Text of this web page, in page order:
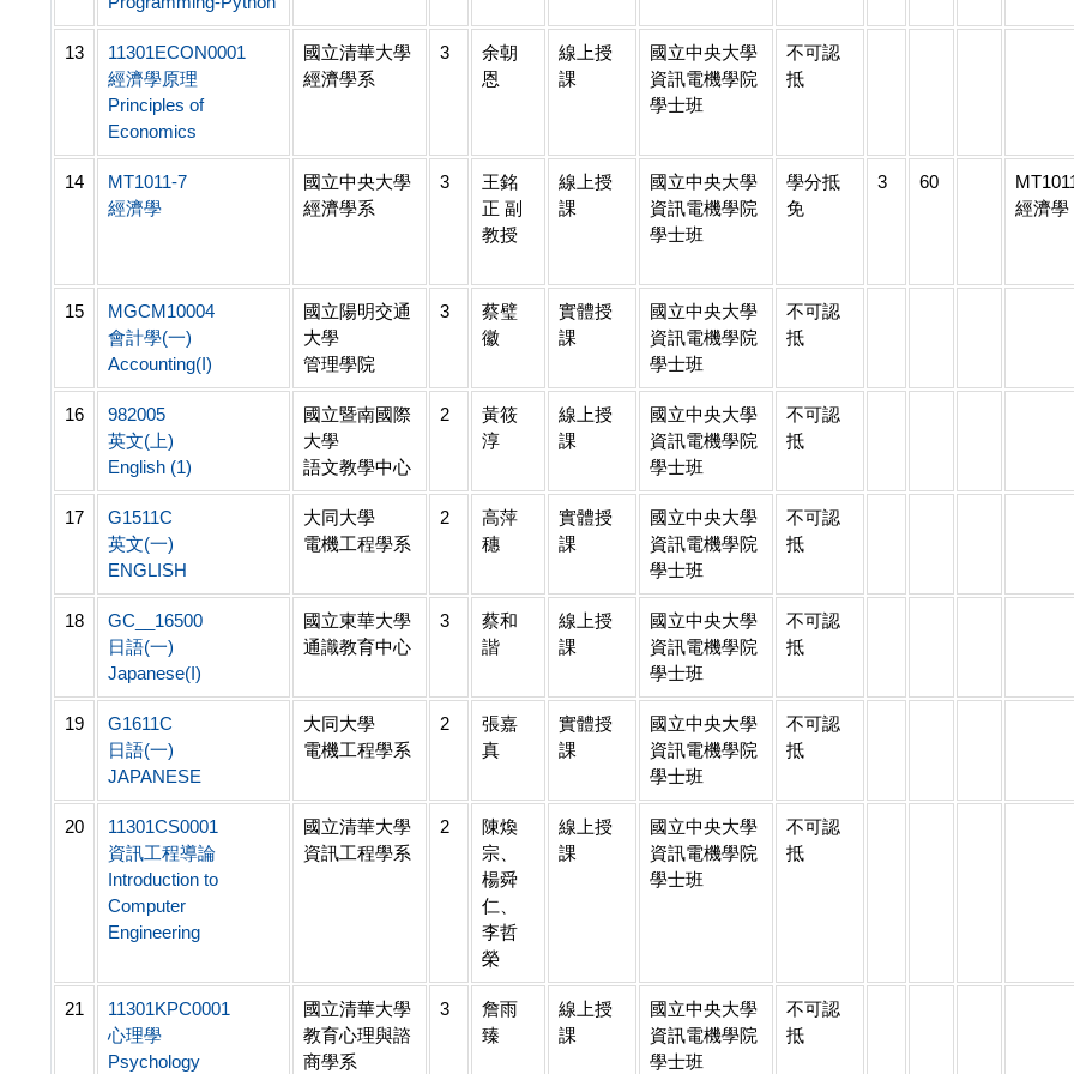
13
11301ECON0001
經濟學原理
Principles of
Economics
國立清華大學
經濟學系
3
余朝
恩
線上授
課
國立中央大學
資訊電機學院
學士班
不可認
抵
14
MT1011-7
經濟學
國立中央大學
經濟學系
3
王銘
正 副
教授
線上授
課
國立中央大學
資訊電機學院
學士班
學分抵
免
3 60
經濟學
15
MGCM10004
會計學(一)
Accounting(I)
國立陽明交通
大學
管理學院
3
蔡璧
徽
實體授
課
國立中央大學
資訊電機學院
學士班
不可認
抵
16
982005
英文(上)
English (1)
國立暨南國際
大學
語文教學中心
2
黃筱
淳
線上授
課
國立中央大學
資訊電機學院
學士班
不可認
抵
17
G1511C
英文(一)
ENGLISH
大同大學
電機工程學系
2
高萍
穗
實體授
課
國立中央大學
資訊電機學院
學士班
不可認
抵
18
GC__16500
日語(一)
Japanese(I)
國立東華大學
通識教育中心
3
蔡和
諧
線上授
課
國立中央大學
資訊電機學院
學士班
不可認
抵
19
G1611C
日語(一)
JAPANESE
大同大學
電機工程學系
2
張嘉
真
實體授
課
國立中央大學
資訊電機學院
學士班
不可認
抵
20
11301CS0001
資訊工程導論
Introduction to
Computer
Engineering
國立清華大學
資訊工程學系
2
陳煥
宗、
楊舜
仁、
李哲
榮
線上授
課
國立中央大學
資訊電機學院
學士班
不可認
抵
21
11301KPC0001
心理學
Psychology
國立清華大學
教育心理與諮
商學系
3
詹雨
臻
線上授
課
國立中央大學
資訊電機學院
學士班
不可認
抵